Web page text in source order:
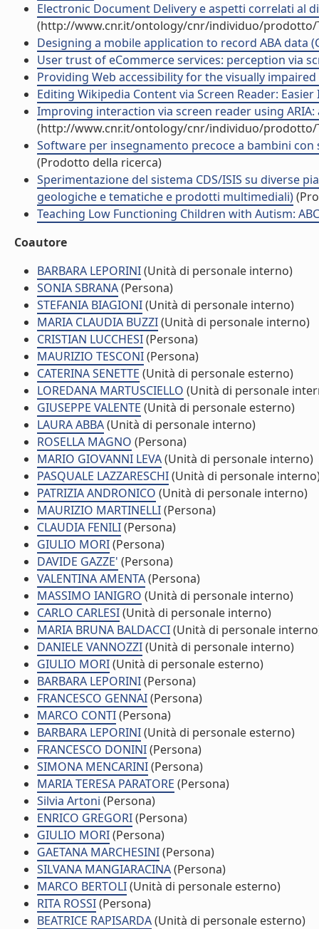
Electronic Document Delivery e aspetti correlati al
(http://www.cnr.it/ontology/cnr/individuo/prodotto/
Designing a mobile application to record ABA data
User trust of eCommerce services: perception via
Providing Web accessibility for the visually
Editing Wikipedia Content via Screen Reader:
Improving interaction via screen reader using
(http://www.cnr.it/ontology/cnr/individuo/prodotto/
Software per insegnamento precoce a bambini
(Prodotto della ricerca)
Sperimentazione del sistema CDS/ISIS su diverse
geologiche e tematiche e prodotti multimediali)
Teaching Low Functioning Children with Autism:
Coautore
BARBARA LEPORINI(Unità di personale interno)
SONIA SBRANA(Persona)
STEFANIA BIAGIONI(Unità di personale interno)
MARIA CLAUDIA BUZZI(Unità di personale interno)
CRISTIAN LUCCHESI(Persona)
MAURIZIO TESCONI(Persona)
CATERINA SENETTE (Unità di personale esterno)
LOREDANA MARTUSCIELLO (Unità di personale
GIUSEPPE VALENTE (Unità di personale esterno)
LAURA ABBA(Unità di personale interno)
ROSELLA MAGNO (Persona)
MARIO GIOVANNI LEVA(Unità di personale interno)
PASQUALE LAZZARESCHI(Unità di personale
PATRIZIA ANDRONICO (Unità di personale interno)
MAURIZIO MARTINELLI(Persona)
CLAUDIA FENILI(Persona)
GIULIO MORI(Persona)
DAVIDE GAZZE' (Persona)
VALENTINA AMENTA(Persona)
MASSIMO IANIGRO (Unità di personale interno)
CARLO CARLESI(Unità di personale interno)
MARIA BRUNA BALDACCI(Unità di personale
DANIELE VANNOZZI(Unità di personale interno)
GIULIO MORI(Unità di personale esterno)
BARBARA LEPORINI(Persona)
FRANCESCO GENNAI(Persona)
MARCO CONTI(Persona)
BARBARA LEPORINI(Unità di personale esterno)
FRANCESCO DONINI(Persona)
SIMONA MENCARINI(Persona)
MARIA TERESA PARATORE (Persona)
Silvia Artoni (Persona)
ENRICO GREGORI(Persona)
GIULIO MORI(Persona)
GAETANA MARCHESINI(Persona)
SILVANA MANGIARACINA(Persona)
MARCO BERTOLI(Unità di personale esterno)
RITA ROSSI(Persona)
BEATRICE RAPISARDA(Unità di personale esterno)